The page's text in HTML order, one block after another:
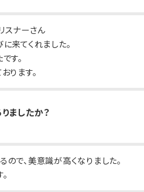
スナーさん
来てくれました。
す。
ります。
ましたか？
で、美意識が高くなりました。